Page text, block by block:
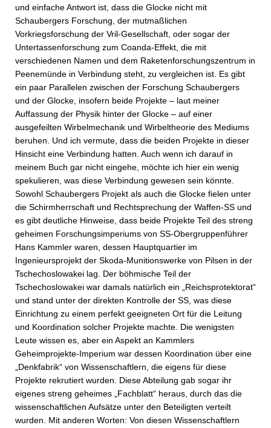
und einfache Antwort ist, dass die Glocke nicht mit
Schaubergers Forschung, der mutmaßlichen
Vorkriegsforschung der Vril-Gesellschaft, oder sogar der
Untertassenforschung zum Coanda-Effekt, die mit
verschiedenen Namen und dem Raketenforschungszentrum in
Peenemünde in Verbindung steht, zu vergleichen ist. Es gibt
ein paar Parallelen zwischen der Forschung Schaubergers
und der Glocke, insofern beide Projekte – laut meiner
Auffassung der Physik hinter der Glocke – auf einer
ausgefeilten Wirbelmechanik und Wirbeltheorie des Mediums
beruhen. Und ich vermute, dass die beiden Projekte in dieser
Hinsicht eine Verbindung hatten. Auch wenn ich darauf in
meinem Buch gar nicht eingehe, möchte ich hier ein wenig
spekulieren, was diese Verbindung gewesen sein könnte.
Sowohl Schaubergers Projekt als auch die Glocke fielen unter
die Schirmherrschaft und Rechtsprechung der Waffen-SS und
es gibt deutliche Hinweise, dass beide Projekte Teil des streng
geheimen Forschungsimperiums von SS-Obergruppenführer
Hans Kammler waren, dessen Hauptquartier im
Ingenieursprojekt der Skoda-Munitionswerke von Pilsen in der
Tschechoslowakei lag. Der böhmische Teil der
Tschechoslowakei war damals natürlich ein „Reichsprotektorat“
und stand unter der direkten Kontrolle der SS, was diese
Einrichtung zu einem perfekt geeigneten Ort für die Leitung
und Koordination solcher Projekte machte. Die wenigsten
Leute wissen es, aber ein Aspekt an Kammlers
Geheimprojekte-Imperium war dessen Koordination über eine
„Denkfabrik“ von Wissenschaftlern, die eigens für diese
Projekte rekrutiert wurden. Diese Abteilung gab sogar ihr
eigenes streng geheimes „Fachblatt“ heraus, durch das die
wissenschaftlichen Aufsätze unter den Beteiligten verteilt
wurden. Mit anderen Worten: Von diesen Wissenschaftlern